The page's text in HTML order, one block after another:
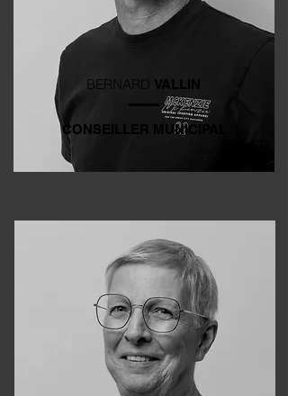
BERNARD VALLIN
CONSEILLER MUNICIPAL